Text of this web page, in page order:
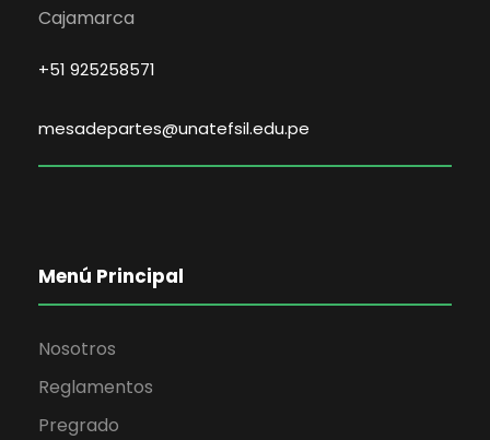
Cajamarca
+51 925258571
mesadepartes@unatefsil.edu.pe
Menú Principal
Nosotros
Reglamentos
Pregrado